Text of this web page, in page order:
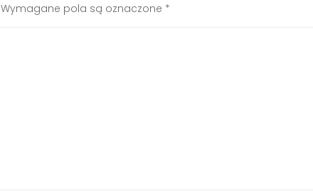
Wymagane pola są oznaczone *